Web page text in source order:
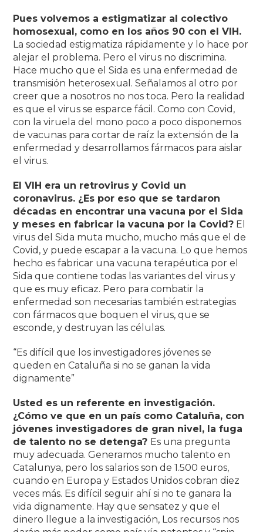
Pues volvemos a estigmatizar al colectivo
homosexual, como en los años 90 con el VIH.
La sociedad estigmatiza rápidamente y lo hace por
alejar el problema. Pero el virus no discrimina.
Hace mucho que el Sida es una enfermedad de
transmisión heterosexual. Señalamos al otro por
creer que a nosotros no nos toca. Pero la realidad
es que el virus se esparce fácil. Como con Covid,
con la viruela del mono poco a poco disponemos
de vacunas para cortar de raíz la extensión de la
enfermedad y desarrollamos fármacos para aislar
el virus.
El VIH era un retrovirus y Covid un
coronavirus. ¿Es por eso que se tardaron
décadas en encontrar una vacuna por el Sida
y meses en fabricar la vacuna por la Covid? El
virus del Sida muta mucho, mucho más que el de
Covid, y puede escapar a la vacuna. Lo que hemos
hecho es fabricar una vacuna terapéutica por el
Sida que contiene todas las variantes del virus y
que es muy eficaz. Pero para combatir la
enfermedad son necesarias también estrategias
con fármacos que boquen el virus, que se
esconde, y destruyan las células.
“Es difícil que los investigadores jóvenes se
queden en Cataluña si no se ganan la vida
dignamente”
Usted es un referente en investigación.
¿Cómo ve que en un país como Cataluña, con
jóvenes investigadores de gran nivel, la fuga
de talento no se detenga? Es una pregunta
muy adecuada. Generamos mucho talento en
Catalunya, pero los salarios son de 1.500 euros,
cuando en Europa y Estados Unidos cobran diez
veces más. Es difícil seguir ahí si no te ganara la
vida dignamente. Hay que sensatez y que el
dinero llegue a la investigación, Los recursos nos